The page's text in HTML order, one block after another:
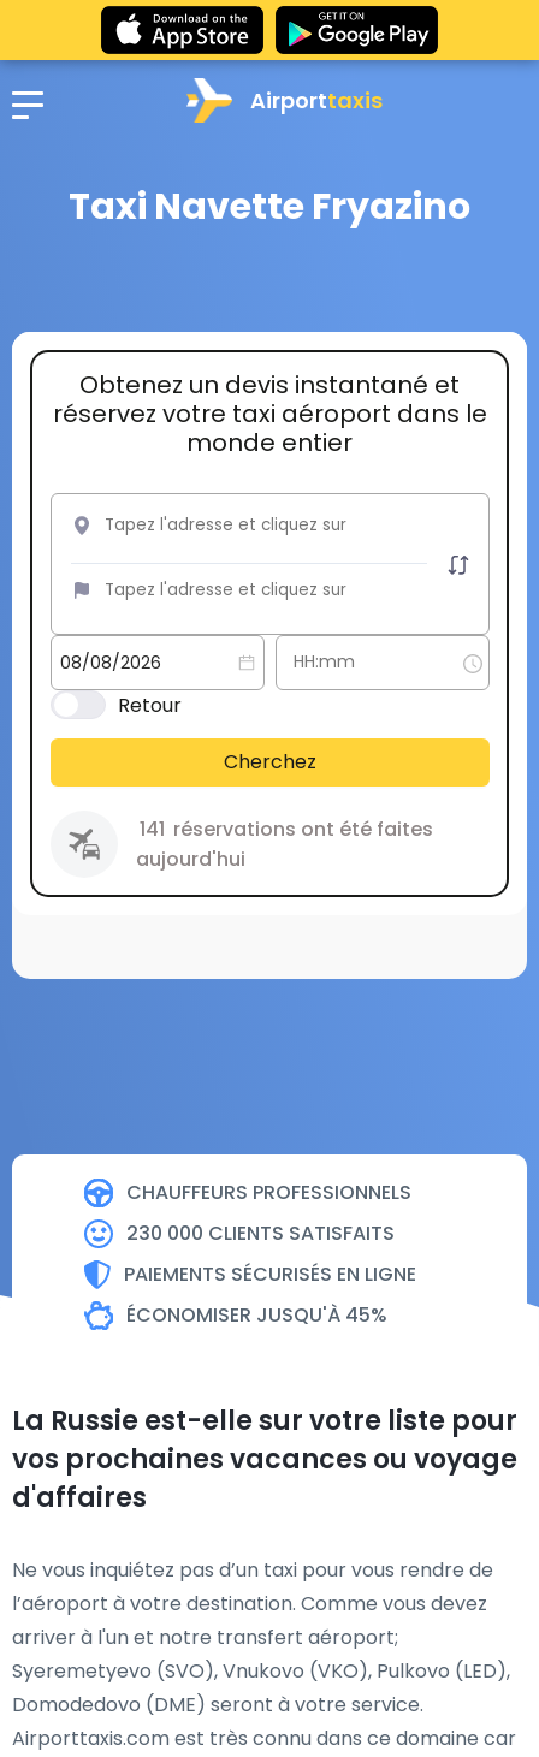
Airporttaxis
Taxi Navette Fryazino
CHAUFFEURS PROFESSIONNELS
230 000 CLIENTS SATISFAITS
PAIEMENTS SÉCURISÉS EN LIGNE
ÉCONOMISER JUSQU'À 45%
Obtenez un devis instantané et
réservez votre taxi aéroport dans le
monde entier
Retour
Cherchez
141 réservations ont été faites
aujourd'hui
La Russie est-elle sur votre liste pour
vos prochaines vacances ou voyage
d'affaires
Ne vous inquiétez pas d’un taxi pour vous rendre de
l’aéroport à votre destination. Comme vous devez
arriver à l'un et notre transfert aéroport;
Syeremetyevo (SVO), Vnukovo (VKO), Pulkovo (LED),
Domodedovo (DME) seront à votre service.
Airporttaxis.com est très connu dans ce domaine car